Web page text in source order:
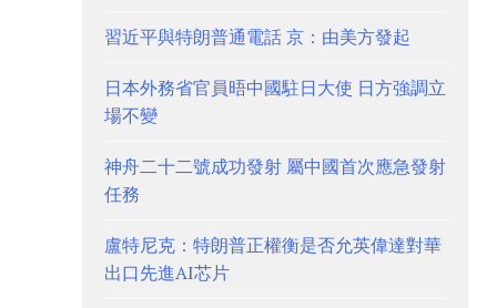
習近平與特朗普通電話 京：由美方發起
日本外務省官員晤中國駐日大使 日方強調立
場不變
神舟二十二號成功發射 屬中國首次應急發射
任務
盧特尼克：特朗普正權衡是否允英偉達對華
出口先進AI芯片